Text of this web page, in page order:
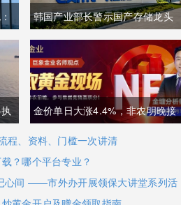
韩国产业部长警示国产存储龙头
面临追赶压力，忌惮国内大举布
局半导体，呼吁加码本土资本投
入避免优势流失
金价单日大涨4.4%，非农明晚接
棒丨黄金后市如何？
程、资料、门槛一次讲清
？哪个平台专业？
心间 ——市外办开展领保大讲堂系列活